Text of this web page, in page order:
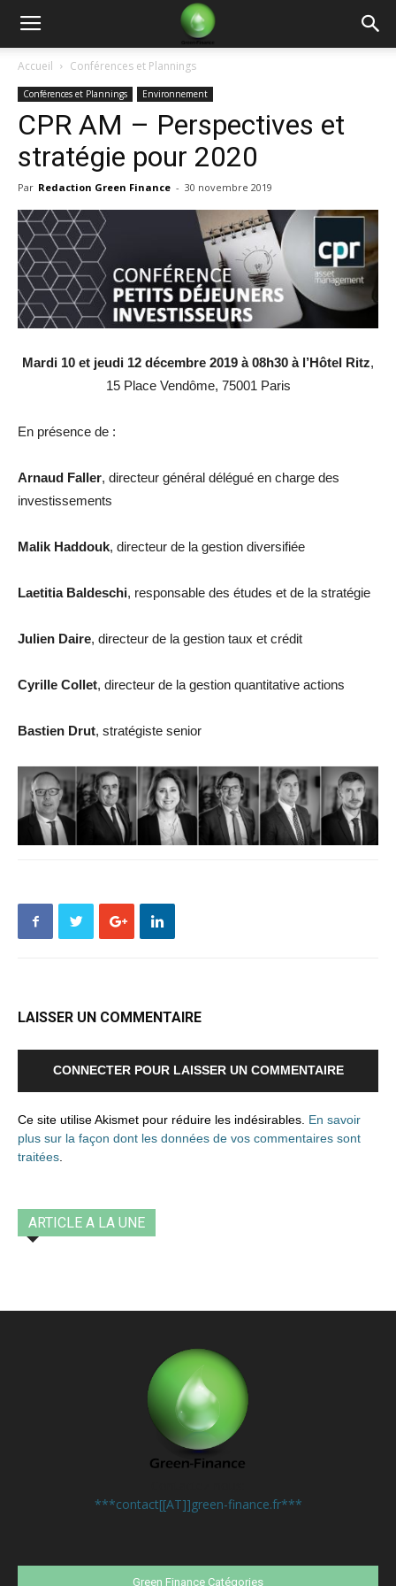
Green
Finance
Accueil Conférences et Plannings
Conférences et Plannings Environnement
CPR AM – Perspectives et
stratégie pour 2020
Par Redaction Green Finance - 30 novembre 2019
Mardi 10 et jeudi 12 décembre 2019 à 08h30 à l’Hôtel Ritz,
15 Place Vendôme, 75001 Paris
En présence de :
Arnaud Faller, directeur général délégué en charge des
investissements
Malik Haddouk, directeur de la gestion diversifiée
Laetitia Baldeschi, responsable des études et de la stratégie
Julien Daire, directeur de la gestion taux et crédit
Cyrille Collet, directeur de la gestion quantitative actions
Bastien Drut, stratégiste senior
LAISSER UN COMMENTAIRE
CONNECTER POUR LAISSER UN COMMENTAIRE
Ce site utilise Akismet pour réduire les indésirables. En savoir
plus sur la façon dont les données de vos commentaires sont
traitées
ARTICLE A LA UNE
***contact[[AT]]green-finance.fr***
Green Finance Catégories